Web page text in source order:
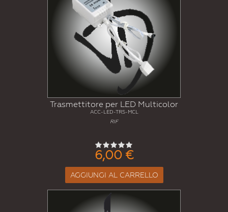
Trasmettitore per LED Multicolor
ACC-LED-TRS-MCL
RIF
6,00 €
AGGIUNGI AL CARRELLO